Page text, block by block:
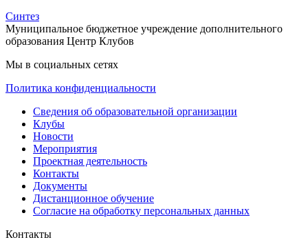
Синтез
Муниципальное бюджетное учреждение дополнительного
образования Центр Клубов
Мы в социальных сетях
Политика конфиденциальности
Сведения об образовательной организации
Клубы
Новости
Мероприятия
Проектная деятельность
Контакты
Документы
Дистанционное обучение
Согласие на обработку персональных данных
Контакты